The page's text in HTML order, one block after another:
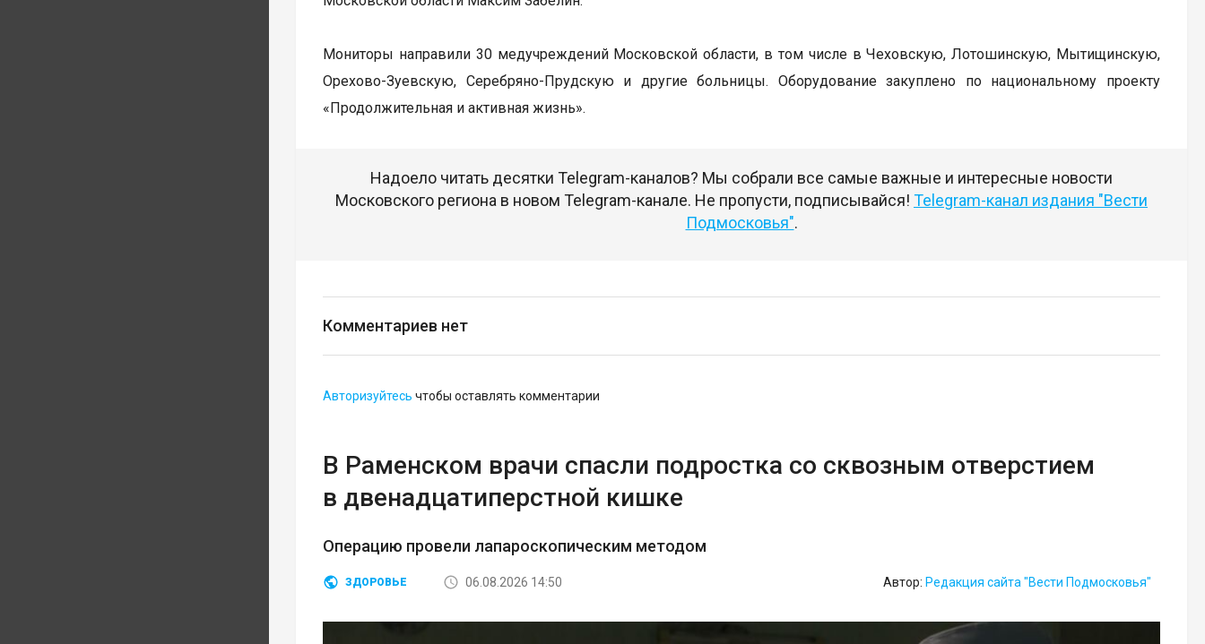
Мониторы направили 30 медучреждений Московской области, в том числе в Чеховскую, Лотошинскую, Мытищинскую,
Орехово-Зуевскую, Серебряно-Прудскую и другие больницы. Оборудование закуплено по национальному проекту
«Продолжительная и активная жизнь».
Надоело читать десятки Telegram-каналов? Мы собрали все самые важные и интересные новости
Московского региона в новом Telegram-канале. Не пропусти, подписывайся! Telegram-канал издания "Вести
Подмосковья".
Комментариев нет
Авторизуйтесь чтобы оставлять комментарии
В Раменском врачи спасли подростка со сквозным отверстием
в двенадцатиперстной кишке
Операцию провели лапароскопическим методом
ЗДОРОВЬЕ 06.08.2026 14:50 Автор: Редакция сайта "Вести Подмосковья"